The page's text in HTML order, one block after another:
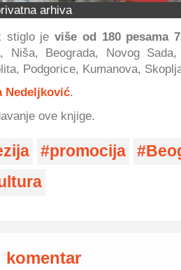
arhiva
stiglo jeviše od 180 pesama
Beograda, Novog Sada,
Podgorice, Kumanova,
Nedeljković.
ove knjige.
promocija
komentar